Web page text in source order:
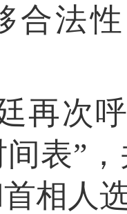
合法
再次
表”
相人